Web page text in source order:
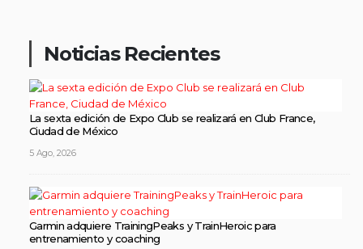
Noticias Recientes
La sexta edición de Expo Club se realizará en Club France,
Ciudad de México
5 Ago, 2026
Garmin adquiere TrainingPeaks y TrainHeroic para
entrenamiento y coaching